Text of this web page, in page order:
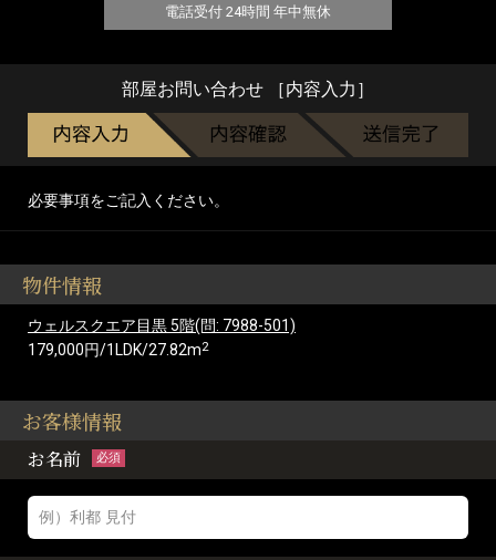
電話受付 24時間 年中無休
部屋お問い合わせ ［内容入力］
必要事項をご記入ください。
物件情報
ウェルスクエア目黒 5階(問: 7988-501)
179,000円/1LDK/27.82m2
お客様情報
お名前 必須